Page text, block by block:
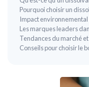
Pourquoi choisir un
Impact
Les marques leaders
Tendances du marché
Conseils pour choisir le